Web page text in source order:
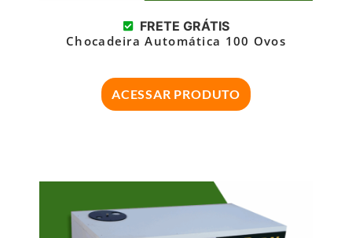
FRETE GRÁTIS
Chocadeira Automática 100 Ovos
ACESSAR PRODUTO